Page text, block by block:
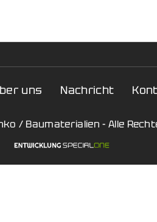
uns Nachricht
/ Baumaterialien - Alle